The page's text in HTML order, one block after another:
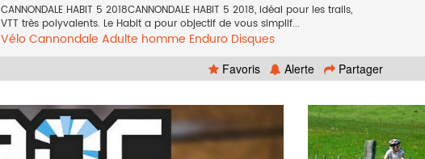
CANNONDALE HABIT 5 2018CANNONDALE HABIT 5 2018, idéal pour les trails,
VTT très polyvalents. Le Habit a pour objectif de vous simplif...
VéloCannondale Adulte homme Enduro Disques
Tout suspendu27.5 poucesJaune2018
Favoris Alerte Partager